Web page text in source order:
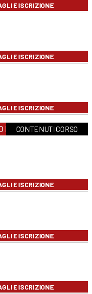
E ISCRIZIONE
E ISCRIZIONE
E ISCRIZIONE
BASSOCONTENUTI CORSO
E ISCRIZIONE
E ISCRIZIONE
E ISCRIZIONE